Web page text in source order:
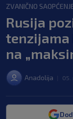
ZVANIČNO
Rusija
tenzijama
na
Anadolija 05.